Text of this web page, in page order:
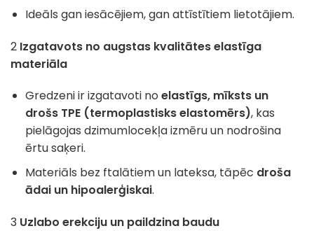
Ideāls gan iesācējiem, gan attīstītiem lietotājiem.
2 Izgatavots no augstas kvalitātes elastīga
materiāla
Gredzeni ir izgatavoti no elastīgs, mīksts un
drošs TPE (termoplastisks elastomērs), kas
pielāgojas dzimumlocekļa izmēru un nodrošina
ērtu saķeri.
Materiāls bez ftalātiem un lateksa, tāpēc droša
ādai un hipoalerģiskai.
3 Uzlabo erekciju un paildzina baudu